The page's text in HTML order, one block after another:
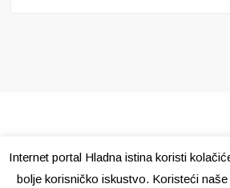
Internet portal Hladna istina koristi
bolje korisničko iskustvo. Koristeći
Copyright © 2020 · Sva prava